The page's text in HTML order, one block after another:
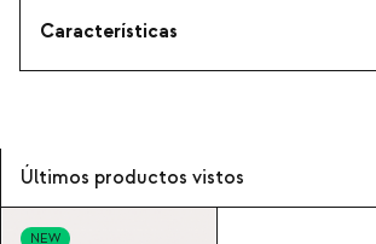
Características
Últimos productos vistos
NEW